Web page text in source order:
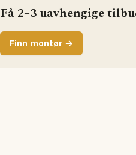
Få 2–3 uavhengige
Finn montør →